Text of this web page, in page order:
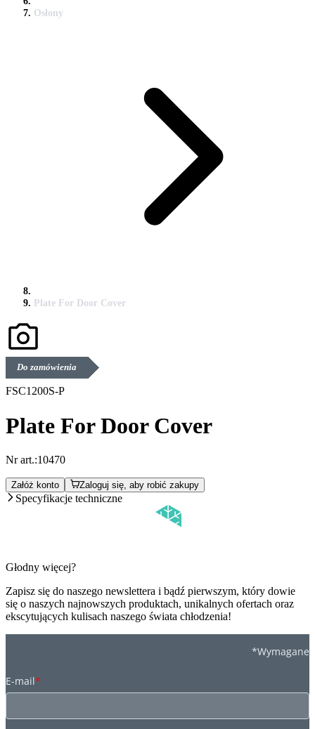
Osłony
Plate For Door Cover
Do zamówienia
FSC1200S-P
Plate For Door Cover
Nr art.:10470
Załóż konto Zaloguj się, aby robić zakupy
Specyfikacje techniczne
Głodny więcej?
Zapisz się do naszego newslettera i bądź pierwszym, który dowie
się o naszych najnowszych produktach, unikalnych ofertach oraz
ekscytujących kulisach naszego świata chłodzenia!
*Wymagane
E-mail*